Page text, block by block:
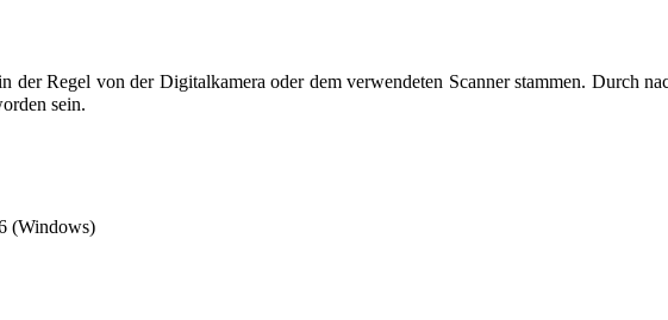
der Regel von der Digitalkamera oder dem verwendeten Scanner stammen. Durch
sein.
(Windows)
2025 um 14:36 Uhr geändert.